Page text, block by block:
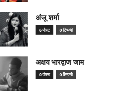
अंजू शर्मा
6 पोस्ट 0 टिप्पणी
अक्षय भारद्वाज जाम
0 पोस्ट 0 टिप्पणी